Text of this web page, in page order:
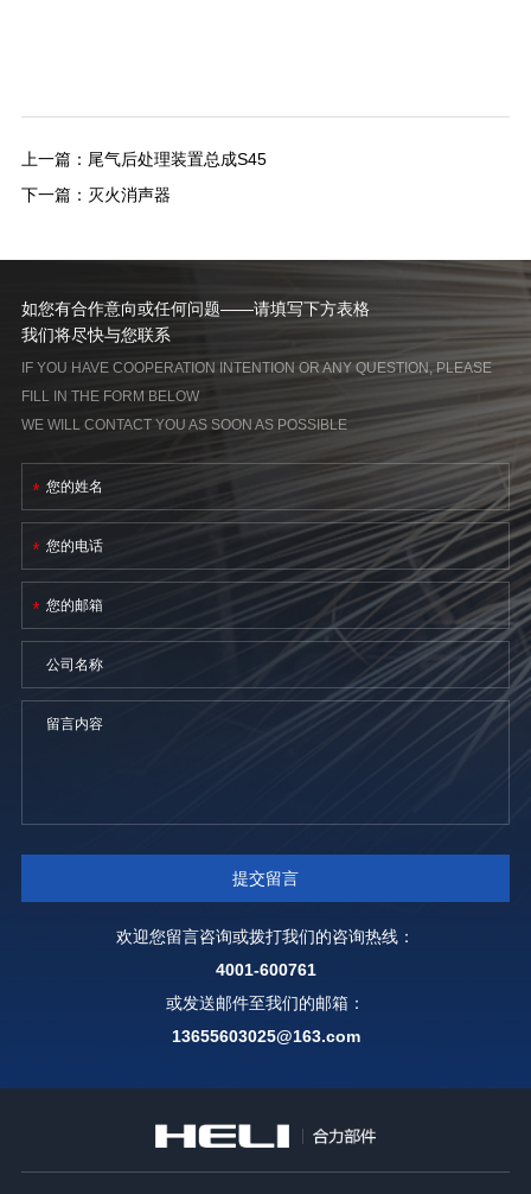
上一篇： 尾气后处理装置总成S45
下一篇： 灭火消声器
如您有合作意向或任何问题——请填写下方表格
我们将尽快与您联系
IF YOU HAVE COOPERATION INTENTION OR ANY QUESTION, PLEASE
FILL IN THE FORM BELOW
WE WILL CONTACT YOU AS SOON AS POSSIBLE
欢迎您留言咨询或拨打我们的咨询热线：
4001-600761
或发送邮件至我们的邮箱：
13655603025@163.com